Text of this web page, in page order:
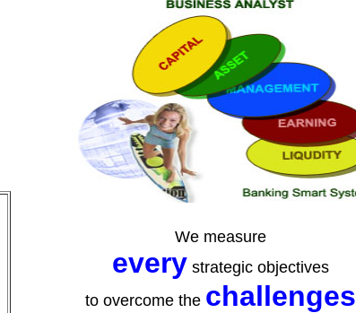
We measure
every strategic objectives
to overcome the challenges